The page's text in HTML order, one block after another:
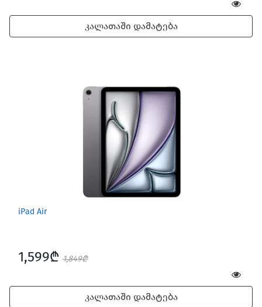
კალათაში დამატება
iPad Air
1,599₾ 1,849₾
კალათაში დამატება